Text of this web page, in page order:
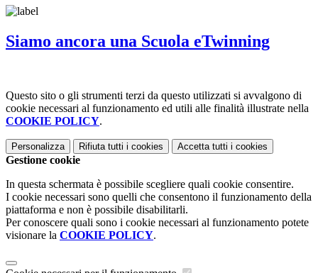
Siamo ancora una Scuola eTwinning
Questo sito o gli strumenti terzi da questo utilizzati si avvalgono di
cookie necessari al funzionamento ed utili alle finalità illustrate nella
COOKIE POLICY.
Personalizza Rifiuta tutti i cookies Accetta tutti i cookies
Gestione cookie
In questa schermata è possibile scegliere quali cookie consentire.
I cookie necessari sono quelli che consentono il funzionamento della
piattaforma e non è possibile disabilitarli.
Per conoscere quali sono i cookie necessari al funzionamento potete
visionare la COOKIE POLICY.